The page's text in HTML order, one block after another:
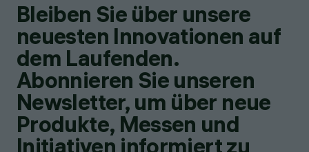
Bleiben Sie über unsere
neuesten Innovationen auf
dem Laufenden.
Abonnieren Sie unseren
Newsletter, um über neue
Produkte, Messen und
Initiativen informiert zu